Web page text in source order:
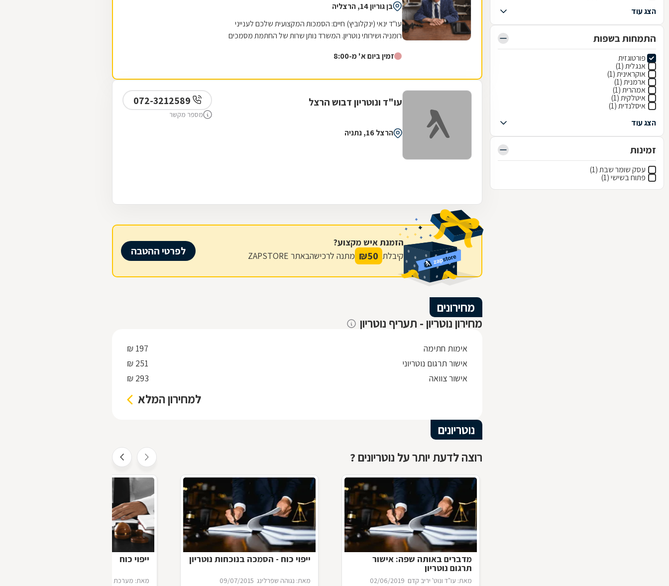
הצג עוד
התמחות בשפות
פורטוגזית
אנגלית (1)
אוקראינית (1)
ארמנית (1)
אמהרית (1)
איטלקית (1)
איסלנדית (1)
הצג עוד
זמינות
עסק שומר שבת (1)
פתוח בשישי (1)
בן גוריון 14, הרצליה
עו"ד ינאי (ינקלוביץ) חיים: הסמכות המקצועית שלכם לענייני
רומניה ושירותי נוטריון. המשרד נותן שרות של החתמת מסמכים
זמין ביום א' מ-8:00
עו"ד ונוטריון דבוש הרצל
הרצל 16, נתניה
מספר מקשר
הזמנת איש מקצוע?
קיבלת 50
₪ מתנה לרכישהבאתר ZAPSTORE לפרטי ההטבה
מחירונים
מחירון נוטריון - תעריף נוטריון
אימות חתימה
197 ₪
אישור תרגום נוטריוני
251 ₪
אישור צוואה
293 ₪
למחירון המלא
נוטריונים
רוצה לדעת יותר על נוטריונים ?
מדברים באותה שפה: אישור
תרגום נוטריון
מאת: עו"ד ונוט' יריב קדם 02/06/2019
ייפוי כוח - הסמכה בנוכחות נוטריון
מאת: נגוהה שפרלינג 09/07/2015
ייפוי כוח
מאת: מערכת דפי זהב